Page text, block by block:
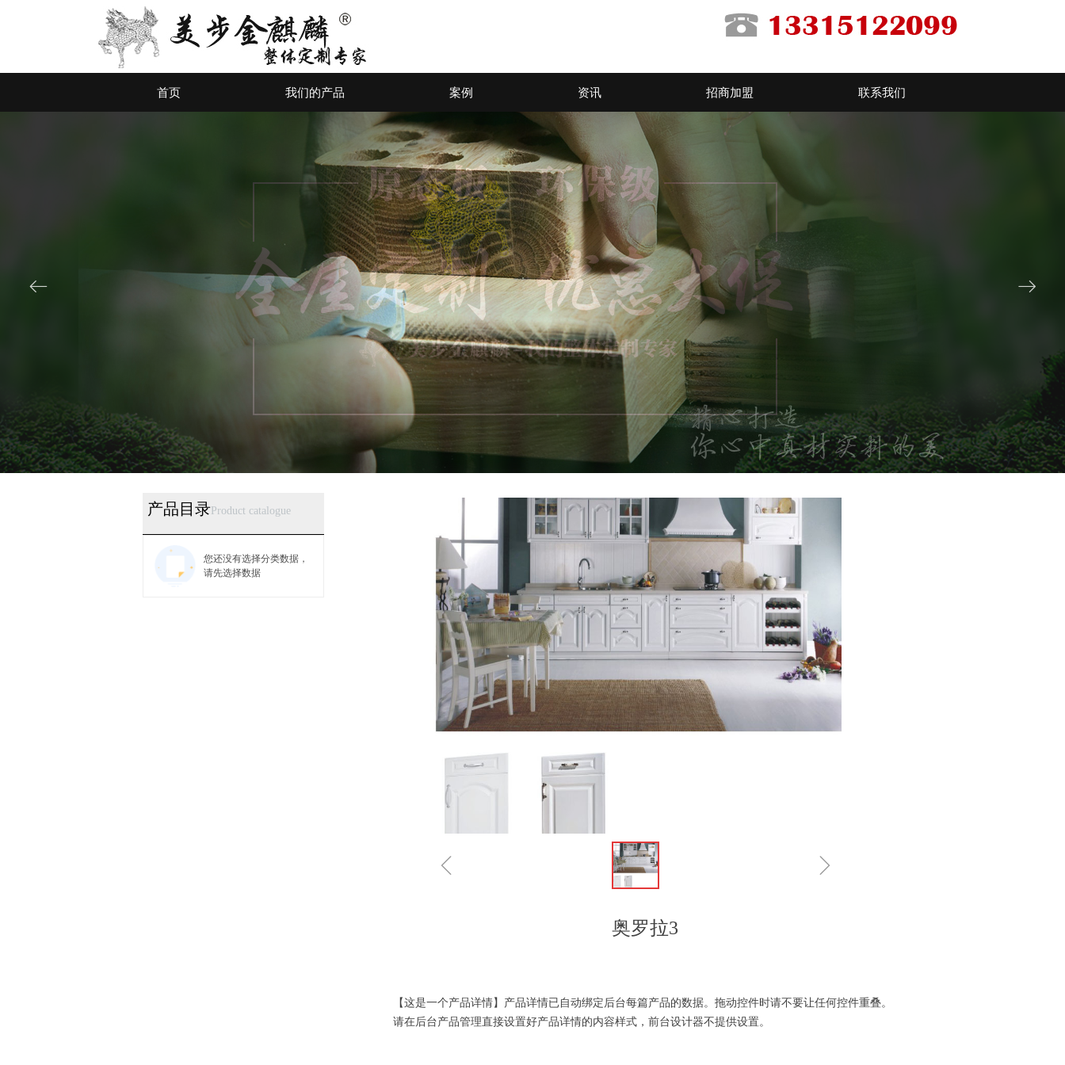
ꂃ ꁹ
首页 我们的产品 案例 资讯 招商加盟 联系我们
ꁆ ꁇ
产品目录 Product catalogue
您还没有选择分类数据，
请先选择数据
奥罗拉3
【这是一个产品详情】产品详情已自动绑定后台每篇产品的数据。拖动控件时请不要让任何控件重叠。
请在后台产品管理直接设置好产品详情的内容样式，前台设计器不提供设置。